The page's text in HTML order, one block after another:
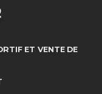
ET VENTE DE